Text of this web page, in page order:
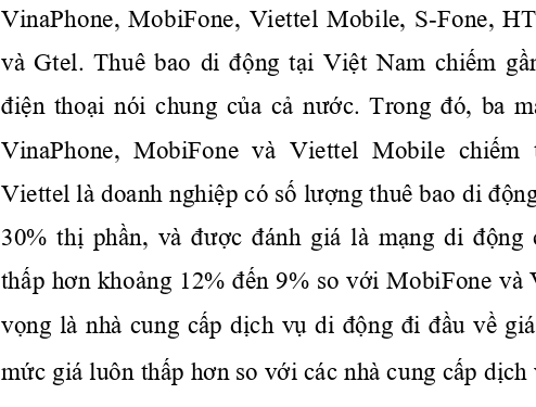
VinaPhone,  MobiFone,  Viettel  Mobile,  S-Fone,
và  Gtel.  Thuê  bao  di động tại Việt
  Nam
chiếm
điện thoại
  nói  chung
của cả nước.
  Trong
đó,
  ba
VinaPhone,  MobiFone  và  Viettel  Mobile chiếm
Viettel là doanh nghiệp có số lượng thuê bao di
30% thị phần,
  và
được đánh
  giá  là
mạng
  di
động
thấp hơn khoảng 12% đến 9% so với MobiFone và
vọng là nhà cung cấp dịch vụ di động đi đầu về giá
mức giá luôn thấp hơn so với các nhà cung cấp dịch